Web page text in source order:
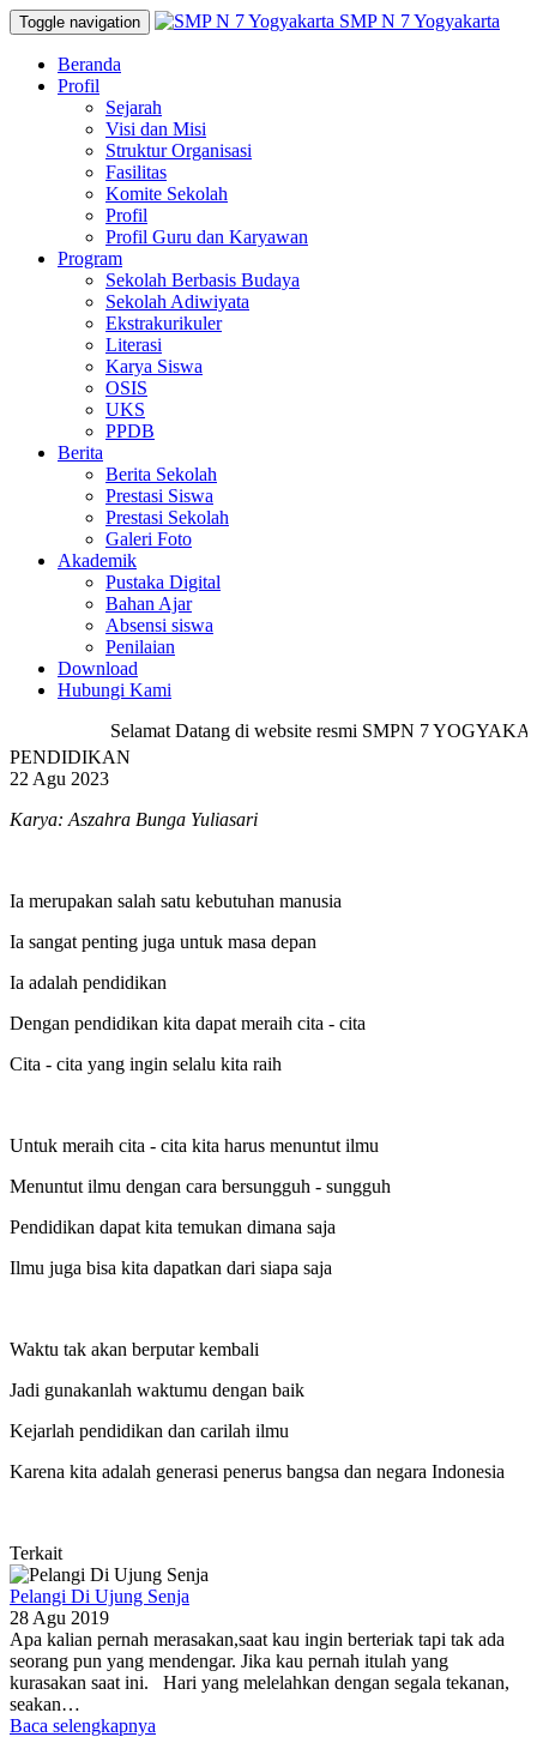
Toggle navigation SMP N 7 Yogyakarta
Beranda
Profil
Sejarah
Visi dan Misi
Struktur Organisasi
Fasilitas
Komite Sekolah
Profil
Profil Guru dan Karyawan
Program
Sekolah Berbasis Budaya
Sekolah Adiwiyata
Ekstrakurikuler
Literasi
Karya Siswa
OSIS
UKS
PPDB
Berita
Berita Sekolah
Prestasi Siswa
Prestasi Sekolah
Galeri Foto
Akademik
Pustaka Digital
Bahan Ajar
Absensi siswa
Penilaian
Download
Hubungi Kami
Selamat Datang di website resmi SMPN 7
PENDIDIKAN
22 Agu 2023
Karya: Aszahra Bunga Yuliasari
Ia merupakan salah satu kebutuhan manusia
Ia sangat penting juga untuk masa depan
Ia adalah pendidikan
Dengan pendidikan kita dapat meraih cita - cita
Cita - cita yang ingin selalu kita raih
Untuk meraih cita - cita kita harus menuntut ilmu
Menuntut ilmu dengan cara bersungguh - sungguh
Pendidikan dapat kita temukan dimana saja
Ilmu juga bisa kita dapatkan dari siapa saja
Waktu tak akan berputar kembali
Jadi gunakanlah waktumu dengan baik
Kejarlah pendidikan dan carilah ilmu
Karena kita adalah generasi penerus bangsa dan negara Indonesia
Terkait
Pelangi Di Ujung Senja
28 Agu 2019
Apa kalian pernah merasakan,saat kau ingin berteriak tapi tak ada
seorang pun yang mendengar. Jika kau pernah itulah yang
kurasakan saat ini. Hari yang melelahkan dengan segala tekanan,
seakan…
Baca selengkapnya